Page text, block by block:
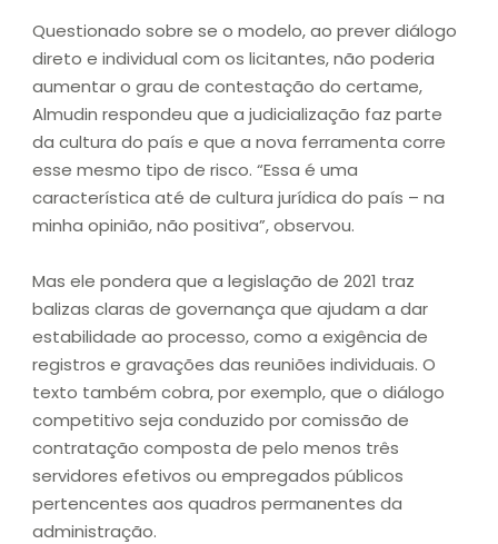
Questionado sobre se o modelo, ao prever diálogo
direto e individual com os licitantes, não poderia
aumentar o grau de contestação do certame,
Almudin respondeu que a judicialização faz parte
da cultura do país e que a nova ferramenta corre
esse mesmo tipo de risco. “Essa é uma
característica até de cultura jurídica do país – na
minha opinião, não positiva”, observou.
Mas ele pondera que a legislação de 2021 traz
balizas claras de governança que ajudam a dar
estabilidade ao processo, como a exigência de
registros e gravações das reuniões individuais. O
texto também cobra, por exemplo, que o diálogo
competitivo seja conduzido por comissão de
contratação composta de pelo menos três
servidores efetivos ou empregados públicos
pertencentes aos quadros permanentes da
administração.